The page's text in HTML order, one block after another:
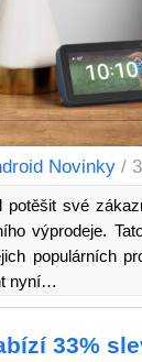
Novinky /
potěšit své
výprodeje.
populárních
nyní…
33%